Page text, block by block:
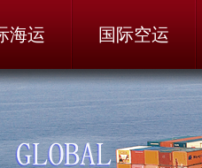
海运 国际空运